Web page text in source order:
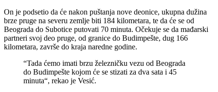
On je podsetio da će nakon puštanja nove deonice, ukupna dužina
brze pruge na severu zemlje biti 184 kilometara, te da će se od
Beograda do Subotice putovati 70 minuta. Očekuje se da mađarski
partneri svoj deo pruge, od granice do Budimpešte, dug 166
kilometara, završe do kraja naredne godine.
“Tada ćemo imati brzu železničku vezu od Beograda
do Budimpešte kojom će se stizati za dva sata i 45
minuta“, rekao je Vesić.